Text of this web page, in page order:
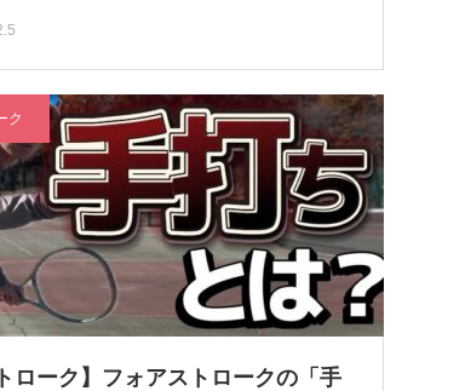
ク
ローク】フォアストロークの「手